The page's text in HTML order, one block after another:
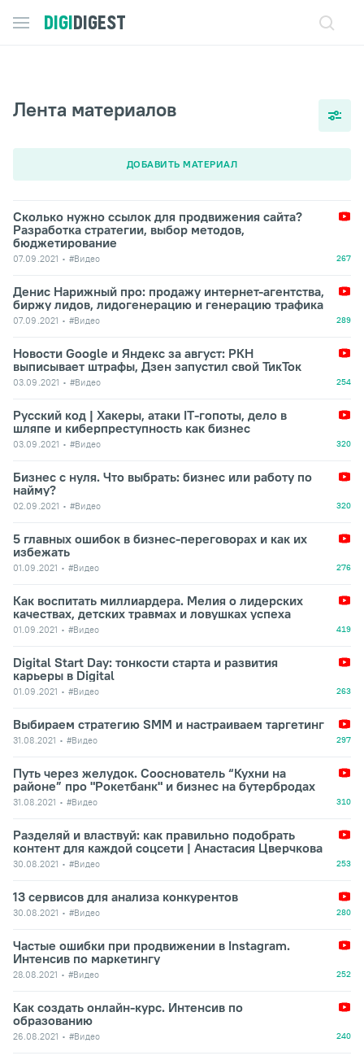
DIGIDIGEST
Лента материалов
ДОБАВИТЬ МАТЕРИАЛ
Сколько нужно ссылок для продвижения сайта?
Разработка стратегии, выбор методов,
бюджетирование
07.09.2021 #Видео 267
Денис Нарижный про: продажу интернет-агентства,
биржу лидов, лидогенерацию и генерацию трафика
07.09.2021 #Видео 289
Новости Google и Яндекс за август: РКН
выписывает штрафы, Дзен запустил свой ТикТок
03.09.2021 #Видео 254
Русский код | Хакеры, атаки IT-гопоты, дело в
шляпе и киберпреступность как бизнес
03.09.2021 #Видео 320
Бизнес с нуля. Что выбрать: бизнес или работу по
найму?
02.09.2021 #Видео 320
5 главных ошибок в бизнес-переговорах и как их
избежать
01.09.2021 #Видео 276
Как воспитать миллиардера. Мелия о лидерских
качествах, детских травмах и ловушках успеха
01.09.2021 #Видео 419
Digital Start Day: тонкости старта и развития
карьеры в Digital
01.09.2021 #Видео 263
Выбираем стратегию SMM и настраиваем таргетинг
31.08.2021 #Видео 297
Путь через желудок. Сооснователь “Кухни на
районе” про "Рокетбанк" и бизнес на бутербродах
31.08.2021 #Видео 310
Разделяй и властвуй: как правильно подобрать
контент для каждой соцсети | Анастасия Цверчкова
30.08.2021 #Видео 253
13 сервисов для анализа конкурентов
30.08.2021 #Видео 280
Частые ошибки при продвижении в Instagram.
Интенсив по маркетингу
28.08.2021 #Видео 252
Как создать онлайн-курс. Интенсив по
образованию
26.08.2021 #Видео 240